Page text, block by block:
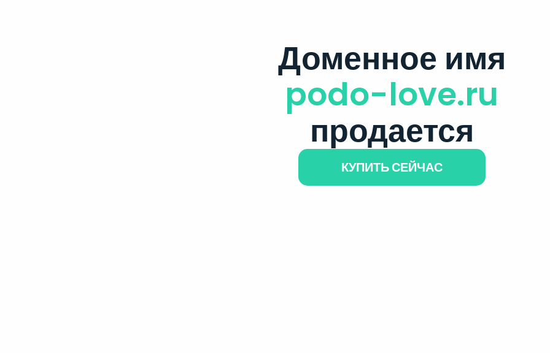
Доменное имя
podo-love.ru
продается
КУПИТЬ СЕЙЧАС